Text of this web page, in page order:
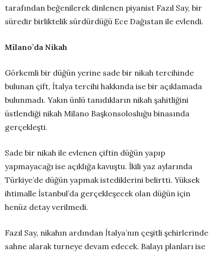
tarafından beğenilerek dinlenen piyanist Fazıl Say, bir
süredir birliktelik sürdürdüğü Ece Dağıstan ile evlendi.
Milano’da Nikah
Görkemli bir düğün yerine sade bir nikah tercihinde
bulunan çift, İtalya tercihi hakkında ise bir açıklamada
bulunmadı. Yakın ünlü tanıdıkların nikah şahitliğini
üstlendiği nikah Milano Başkonsolosluğu binasında
gerçekleşti.
Sade bir nikah ile evlenen çiftin düğün yapıp
yapmayacağı ise açıklığa kavuştu. İkili yaz aylarında
Türkiye’de düğün yapmak istediklerini belirtti. Yüksek
ihtimalle İstanbul’da gerçekleşecek olan düğün için
henüz detay verilmedi.
Fazıl Say, nikahın ardından İtalya’nın çeşitli şehirlerinde
sahne alarak turneye devam edecek. Balayı planları ise